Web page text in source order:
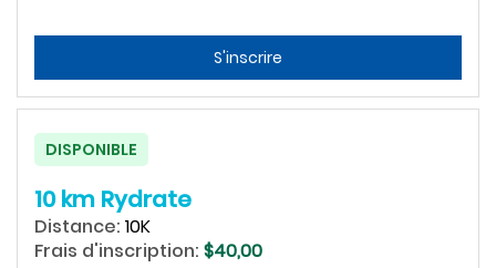
S'inscrire
DISPONIBLE
10 km Rydrate
Distance: 10K
Frais d'inscription: $40,00